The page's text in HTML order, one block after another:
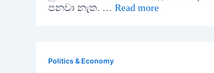
පනවා නැත. … Read more
Politics & Economy